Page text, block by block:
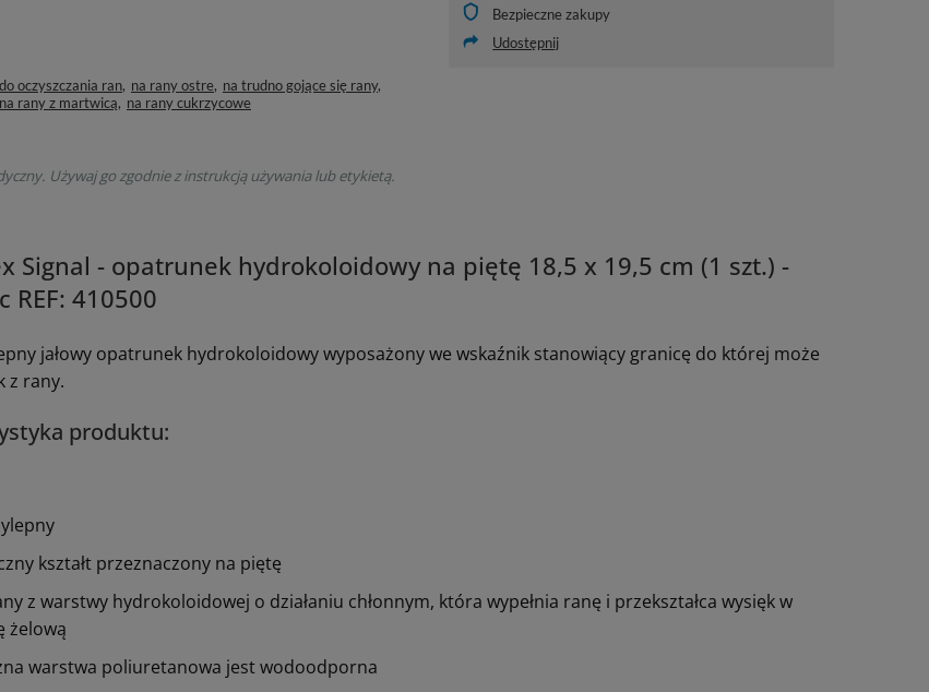
do oczyszczania ran na rany ostre na trudno gojące się rany
na rany z martwicą
na rany cukrzycowe
Bezpieczne zakupy
Udostępnij
Używaj go zgodnie z instrukcją używania lub etykietą.
Signal - opatrunek hydrokoloidowy na piętę 18,5 x 19,5 cm (1 szt.) -
REF: 410500
jałowy opatrunek hydrokoloidowy wyposażony we wskaźnik stanowiący granicę do której może
z rany.
produktu:
kształt przeznaczony na piętę
z warstwy hydrokoloidowej o działaniu chłonnym, która wypełnia ranę i przekształca wysięk w
żelową
warstwa poliuretanowa jest wodoodporna